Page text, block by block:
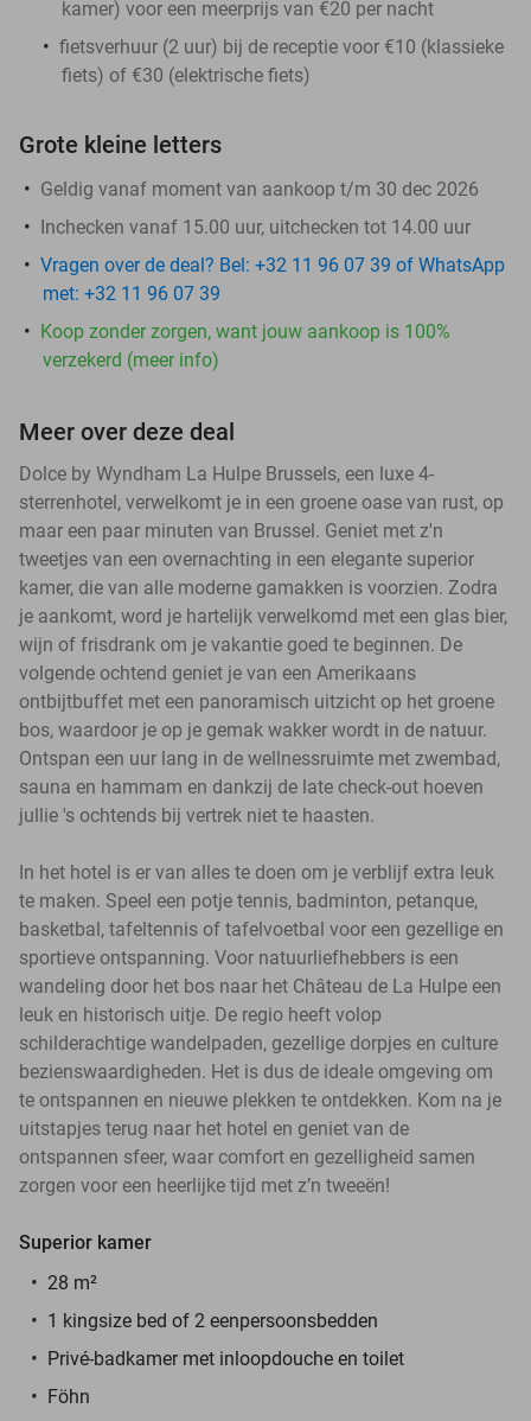
kamer) voor een meerprijs van €20 per nacht
fietsverhuur (2 uur) bij de receptie voor €10 (klassieke
fiets) of €30 (elektrische fiets)
Grote kleine letters
Geldig vanaf moment van aankoop t/m 30 dec 2026
Inchecken vanaf 15.00 uur, uitchecken tot 14.00 uur
Vragen over de deal? Bel: +32 11 96 07 39 of WhatsApp
met: +32 11 96 07 39
Koop zonder zorgen, want jouw aankoop is 100%
verzekerd (meer info)
Meer over deze deal
Dolce by Wyndham La Hulpe Brussels, een luxe 4-
sterrenhotel, verwelkomt je in een groene oase van rust, op
maar een paar minuten van Brussel. Geniet met z'n
tweetjes van een overnachting in een elegante superior
kamer, die van alle moderne gamakken is voorzien. Zodra
je aankomt, word je hartelijk verwelkomd met een glas bier,
wijn of frisdrank om je vakantie goed te beginnen. De
volgende ochtend geniet je van een Amerikaans
ontbijtbuffet met een panoramisch uitzicht op het groene
bos, waardoor je op je gemak wakker wordt in de natuur.
Ontspan een uur lang in de wellnessruimte met zwembad,
sauna en hammam en dankzij de late check-out hoeven
jullie 's ochtends bij vertrek niet te haasten.
In het hotel is er van alles te doen om je verblijf extra leuk
te maken. Speel een potje tennis, badminton, petanque,
basketbal, tafeltennis of tafelvoetbal voor een gezellige en
sportieve ontspanning. Voor natuurliefhebbers is een
wandeling door het bos naar het Château de La Hulpe een
leuk en historisch uitje. De regio heeft volop
schilderachtige wandelpaden, gezellige dorpjes en culture
bezienswaardigheden. Het is dus de ideale omgeving om
te ontspannen en nieuwe plekken te ontdekken. Kom na je
uitstapjes terug naar het hotel en geniet van de
ontspannen sfeer, waar comfort en gezelligheid samen
zorgen voor een heerlijke tijd met z’n tweeën!
Superior kamer
28 m²
1 kingsize bed of 2 eenpersoonsbedden
Privé-badkamer met inloopdouche en toilet
Föhn